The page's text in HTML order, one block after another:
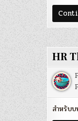
HR
สำหรับ